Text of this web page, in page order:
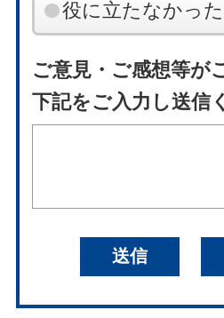
役に立たなかった
ご意見・ご感想等が
下記をご入力し送信